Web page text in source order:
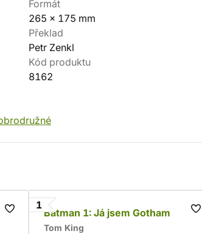
Formát
265 x 175 mm
Překlad
Petr Zenkl
Kód produktu
8162
1
Batman 1: Já jsem Gotham
Tom King